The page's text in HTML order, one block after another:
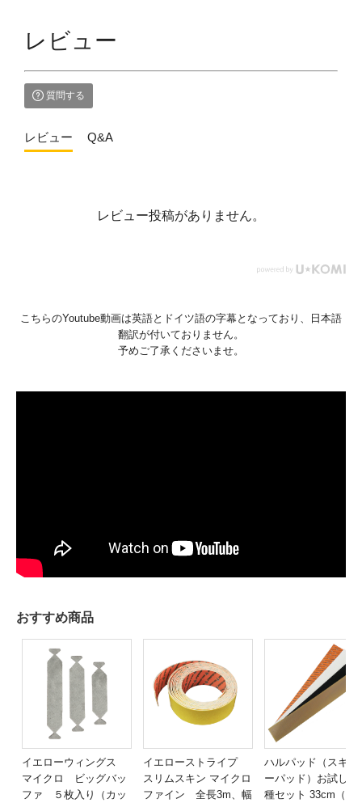
レビュー
質問する
レビュー Q&A
レビュー投稿がありません。
こちらのYoutube動画は英語とドイツ語の字幕となっており、日本語
翻訳が付いておりません。
予めご了承くださいませ。
おすすめ商品
イエローウィングス
マイクロ ビッグバッ
ファ ５枚入り（カッ
イエローストライプ
スリムスキン マイクロ
ファイン 全長3m、幅
ハルパッド（スキー
ーパッド）お試し用
種セット 33cm（4種